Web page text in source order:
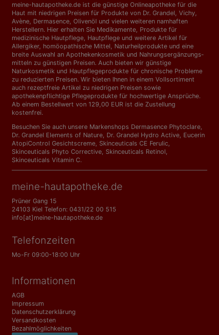
meine-hautapotheke.de ist die günstige Onlineapotheke für die
Haut mit niedrigen Preisen für Produkte von Dr. Grandel, Vichy,
Avène, Dermasence, Olivenöl und vielen weiteren namhaften
Herstellern. Hier erhalten Sie Medikamente, Produkte für
medizinische Hautpflege, Hautpflege und weitere Artikel für
Allergiker, homöopathische Mittel, Naturheilprodukte und eine
breite Auswahl an Apothekenkosmetik und Nahrungs­ergänzungs­
mitteln zu günstigen Preisen. Auch bieten wir günstige
Naturkosmetik und Hautpflegeprodukte für chronische Probleme
zu reduzierten Preisen. Wir bieten Ihnen in einem Vollsortiment
auch rezeptfreie Artikel zu niedrigen Preisen sowie
apothekenpflichtige Pflegeprodukte für hochwertige Ansprüche.
Ab einem Bestellwert von 129,00 EUR ist die Zustellung
kostenfrei.
Besuchen Sie auch unsere Markenshops Dermasence Phytoclare
Dr. Grandel Elements of Nature Dr. Grandel Hydro Active Eucerin
AtopiControl Gesichtscreme Skinceuticals CE Ferulic
Skinceuticals Phyto Corrective Skinceuticals Retinol
Skinceuticals Vitamin C.
meine-hautapotheke.de
Prüner Gang 15
24103 Kiel Telefon: 0431/22 00 515
info[at]meine-hautapotheke.de
Telefonzeiten
Mo-Fr 09:00-18:00 Uhr
Informationen
AGB
Impressum
Datenschutzerklärung
Versandkosten
Bezahlmöglichkeiten